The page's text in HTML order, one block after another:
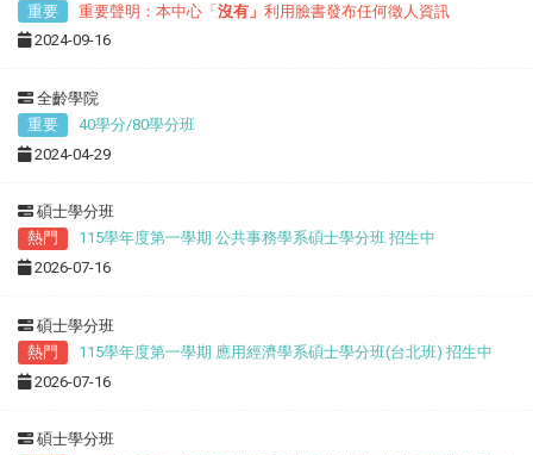
重要
重要聲明：本中心「沒有」 利用臉書發布任何徵人資訊
2024-09-16
全齡學院
重要
40學分/80學分班
2024-04-29
碩士學分班
熱門
115學年度第一學期 公共事務學系碩士學分班 招生中
2026-07-16
碩士學分班
熱門
115學年度第一學期 應用經濟學系碩士學分班(台北班) 招生中
2026-07-16
碩士學分班